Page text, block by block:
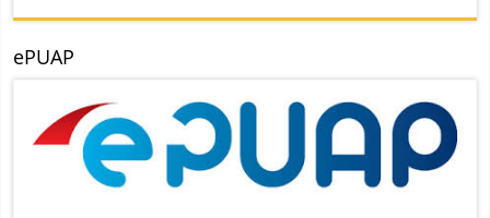
ePUAP